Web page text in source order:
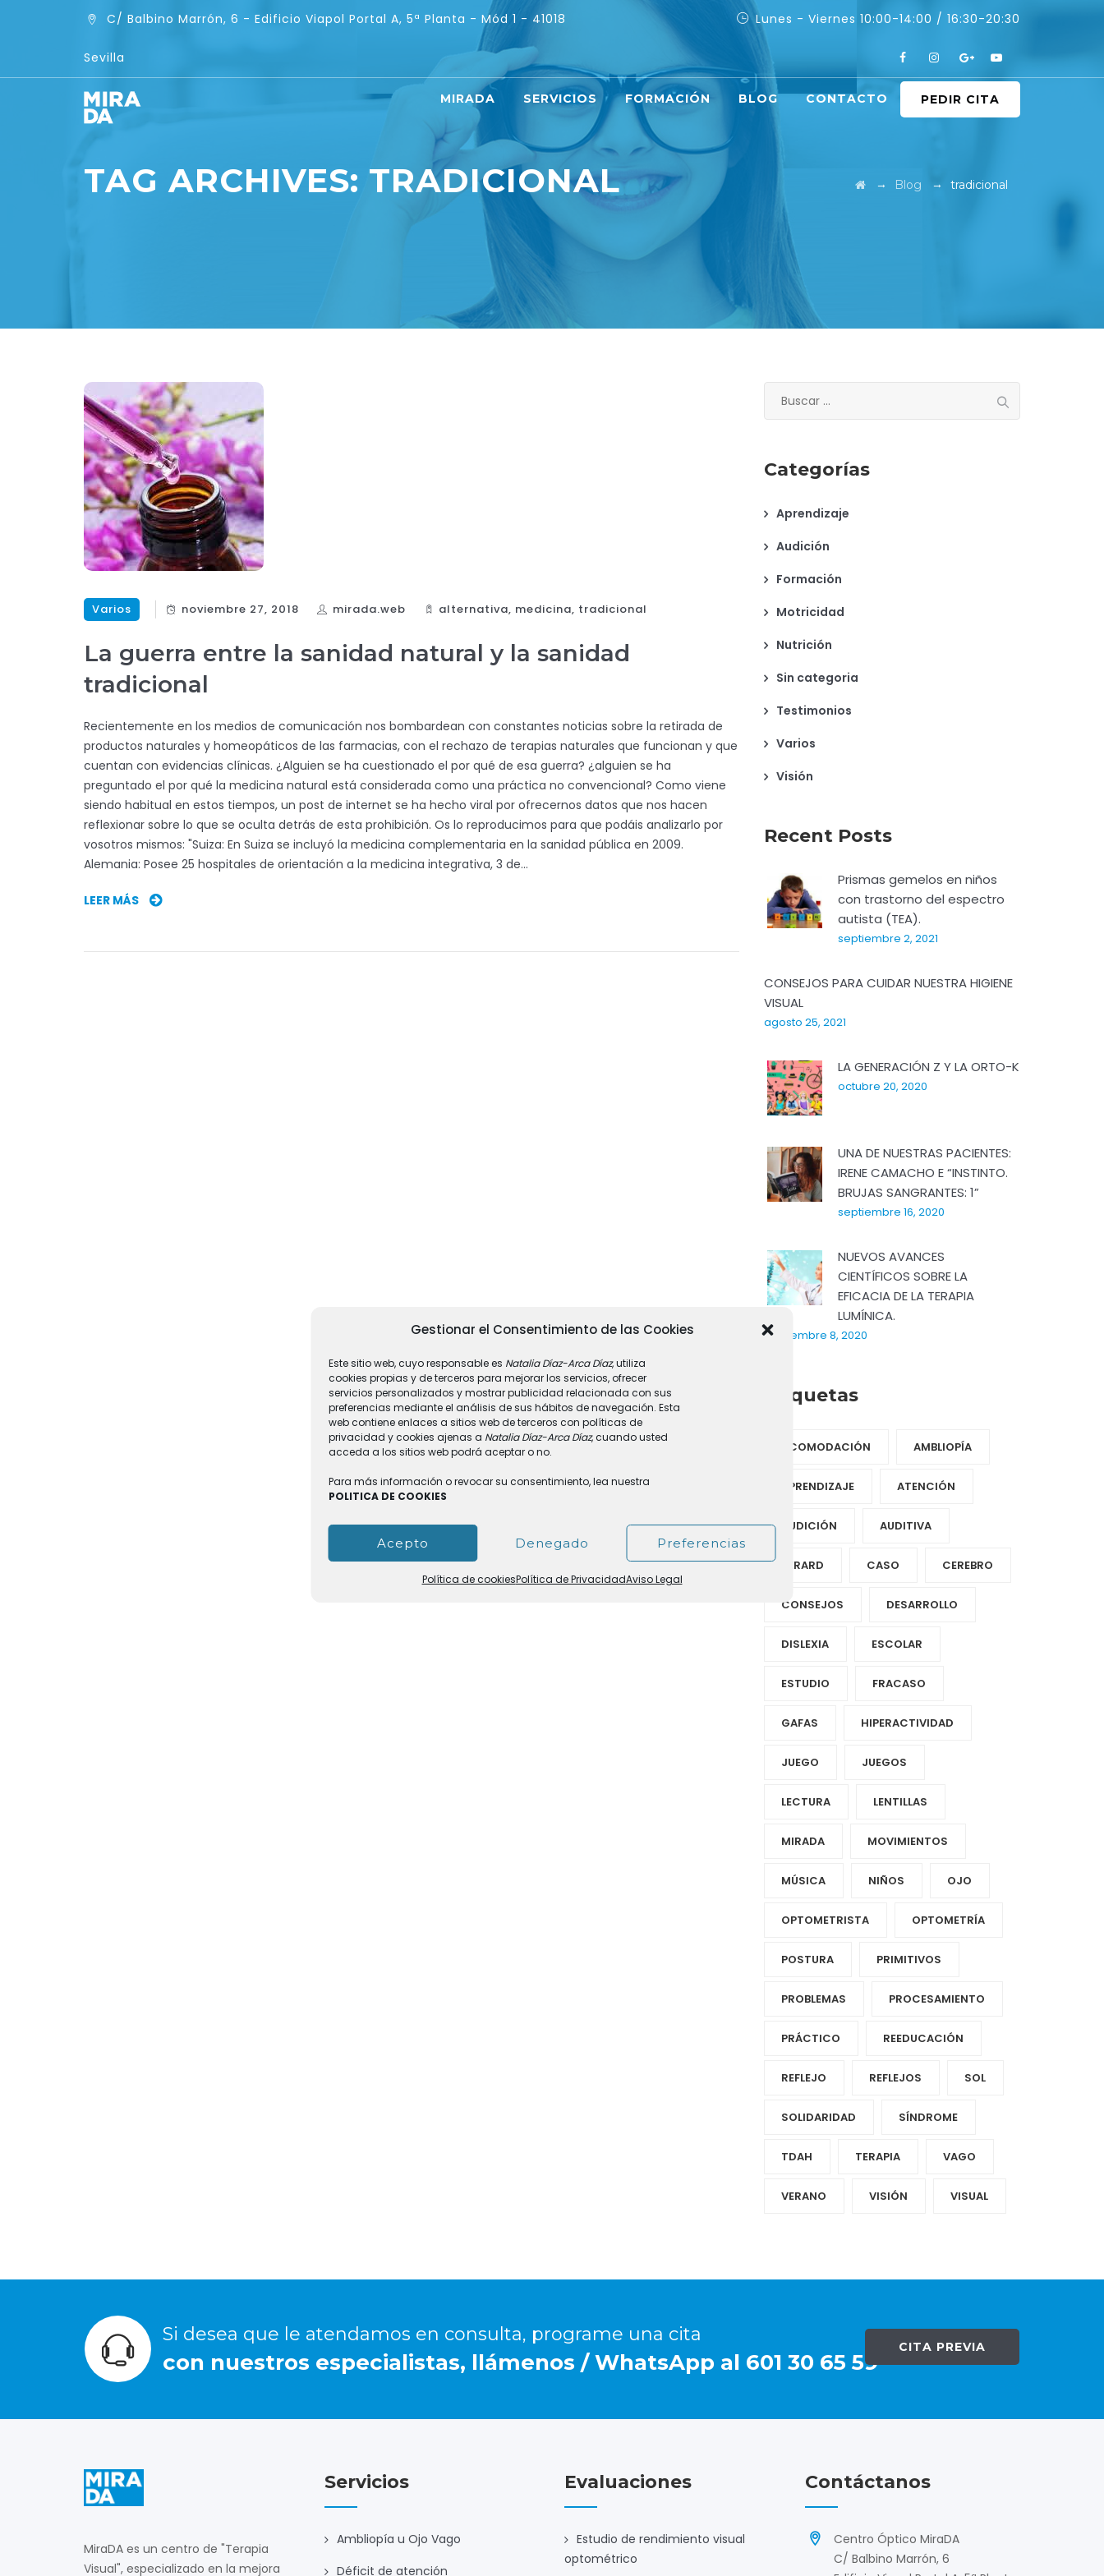
Gestionar el Consentimiento de las Cookies
Este sitio web, cuyo responsable es Natalia Díaz-Arca Díaz, utiliza
cookies propias y de terceros para mejorar los servicios, ofrecer
servicios personalizados y mostrar publicidad relacionada con sus
preferencias mediante el análisis de sus hábitos de navegación. Esta
web contiene enlaces a sitios web de terceros con políticas de
privacidad y cookies ajenas a Natalia Díaz-Arca Díaz, cuando usted
acceda a los sitios web podrá aceptar o no.
Para más información o revocar su consentimiento, lea nuestra
POLITICA DE COOKIES
Acepto Denegado Preferencias
Política de cookiesPolítica de PrivacidadAviso Legal
C/ Balbino Marrón, 6 - Edificio Viapol Portal A, 5ª Planta - Mód 1 - 41018
Sevilla
Lunes - Viernes 10:00-14:00 / 16:30-20:30
PEDIR CITA
MIRADA SERVICIOS FORMACIÓN BLOG CONTACTO
TAG ARCHIVES: TRADICIONAL → Blog → tradicional
Varios noviembre 27, 2018 mirada.web alternativa, medicina, tradicional
La guerra entre la sanidad natural y la sanidad
tradicional
Recientemente en los medios de comunicación nos bombardean con constantes noticias sobre la retirada de
productos naturales y homeopáticos de las farmacias, con el rechazo de terapias naturales que funcionan y que
cuentan con evidencias clínicas. ¿Alguien se ha cuestionado el por qué de esa guerra? ¿alguien se ha
preguntado el por qué la medicina natural está considerada como una práctica no convencional? Como viene
siendo habitual en estos tiempos, un post de internet se ha hecho viral por ofrecernos datos que nos hacen
reflexionar sobre lo que se oculta detrás de esta prohibición. Os lo reproducimos para que podáis analizarlo por
vosotros mismos: "Suiza: En Suiza se incluyó la medicina complementaria en la sanidad pública en 2009.
Alemania: Posee 25 hospitales de orientación a la medicina integrativa, 3 de…
LEER MÁS
Categorías
Aprendizaje
Audición
Formación
Motricidad
Nutrición
Sin categoria
Testimonios
Varios
Visión
Recent Posts
Prismas gemelos en niños
con trastorno del espectro
autista (TEA).
septiembre 2, 2021
CONSEJOS PARA CUIDAR NUESTRA HIGIENE
VISUAL
agosto 25, 2021
LA GENERACIÓN Z Y LA ORTO-K
octubre 20, 2020
UNA DE NUESTRAS PACIENTES:
IRENE CAMACHO E “INSTINTO.
BRUJAS SANGRANTES: 1”
septiembre 16, 2020
NUEVOS AVANCES
CIENTÍFICOS SOBRE LA
EFICACIA DE LA TERAPIA
LUMÍNICA.
septiembre 8, 2020
Etiquetas
ACOMODACIÓN AMBLIOPÍA
APRENDIZAJE ATENCIÓN
AUDICIÓN AUDITIVA
BÉRARD CASO CEREBRO
CONSEJOS DESARROLLO
DISLEXIA ESCOLAR
ESTUDIO FRACASO
GAFAS HIPERACTIVIDAD
JUEGO JUEGOS
LECTURA LENTILLAS
MIRADA MOVIMIENTOS
MÚSICA NIÑOS OJO
OPTOMETRISTA OPTOMETRÍA
POSTURA PRIMITIVOS
PROBLEMAS PROCESAMIENTO
PRÁCTICO REEDUCACIÓN
REFLEJO REFLEJOS SOL
SOLIDARIDAD SÍNDROME
TDAH TERAPIA VAGO
VERANO VISIÓN VISUAL
Si desea que le atendamos en consulta, programe una cita
con nuestros especialistas, llámenos / WhatsApp al 601 30 65 59
CITA PREVIA
MiraDA es un centro de "Terapia
Visual", especializado en la mejora
Servicios
Ambliopía u Ojo Vago
Déficit de atención
Evaluaciones
Estudio de rendimiento visual
optométrico
Contáctanos
Centro Óptico MiraDA
C/ Balbino Marrón, 6